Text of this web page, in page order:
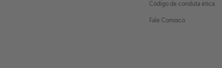
Código de conduta ética
Fale Conosco